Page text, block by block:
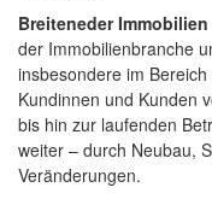
Breiteneder Immobilien
der Immobilienbranche
insbesondere im
Kundinnen und Kunden
bis hin zur laufenden
weiter – durch Neubau,
Veränderungen.